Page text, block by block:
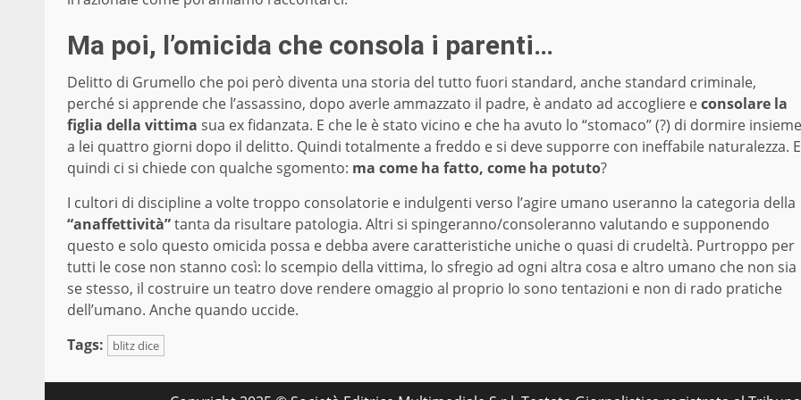
Ma poi, l’omicida che consola i parenti…
Delitto di Grumello che poi però diventa una storia del tutto fuori standard, anche standard criminale,
perché si apprende che l’assassino, dopo averle ammazzato il padre, è andato ad accogliere econsolare la
figlia della vittima sua ex fidanzata. E che le è stato vicino e che ha avuto lo “stomaco” (?) di dormire insieme
a lei quattro giorni dopo il delitto. Quindi totalmente a freddo e si deve supporre con ineffabile naturalezza. E
quindi ci si chiede con qualche sgomento: ma come ha fatto, come ha potuto?
I cultori di discipline a volte troppo consolatorie e indulgenti verso l’agire umano useranno la categoria della
“anaffettività”tanta da risultare patologia. Altri si spingeranno/consoleranno valutando e supponendo
questo e solo questo omicida possa e debba avere caratteristiche uniche o quasi di crudeltà. Purtroppo per
tutti le cose non stanno così: lo scempio della vittima, lo sfregio ad ogni altra cosa e altro umano che non sia
se stesso, il costruire un teatro dove rendere omaggio al proprio Io sono tentazioni e non di rado pratiche
dell’umano. Anche quando uccide.
Tags:
blitz dice